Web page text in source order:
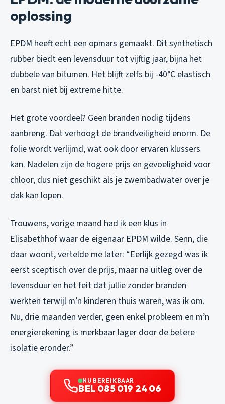
oplossing
EPDM heeft echt een opmars gemaakt. Dit synthetisch
rubber biedt een levensduur tot vijftig jaar, bijna het
dubbele van bitumen. Het blijft zelfs bij -40°C elastisch
en barst niet bij extreme hitte.
Het grote voordeel? Geen branden nodig tijdens
aanbreng. Dat verhoogt de brandveiligheid enorm. De
folie wordt verlijmd, wat ook door ervaren klussers
kan. Nadelen zijn de hogere prijs en gevoeligheid voor
chloor, dus niet geschikt als je zwembadwater over je
dak kan lopen.
Trouwens, vorige maand had ik een klus in
Elisabethhof waar de eigenaar EPDM wilde. Senn, die
daar woont, vertelde me later: “Eerlijk gezegd was ik
eerst sceptisch over de prijs, maar na uitleg over de
levensduur en het feit dat jullie zonder branden
werkten terwijl m’n kinderen thuis waren, was ik om.
Nu, drie maanden verder, geen enkel probleem en m’n
energierekening is merkbaar lager door de betere
isolatie eronder.”
NU BEREIKBAAR
BEL 085 019 24 06